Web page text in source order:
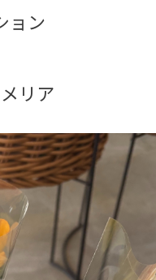
ョン
リア